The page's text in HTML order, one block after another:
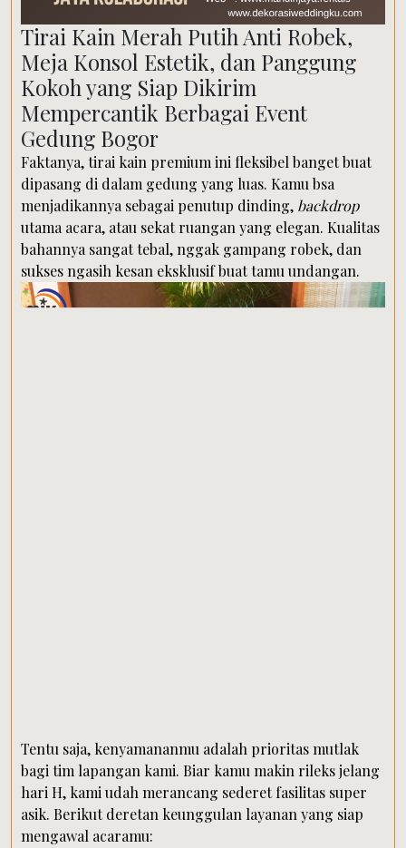
Tirai Kain Merah Putih Anti Robek,
Meja Konsol Estetik, dan Panggung
Kokoh yang Siap Dikirim
Mempercantik Berbagai Event
Gedung Bogor
Faktanya, tirai kain premium ini fleksibel banget buat
dipasang di dalam gedung yang luas. Kamu bsa
menjadikannya sebagai penutup dinding, backdrop
utama acara, atau sekat ruangan yang elegan. Kualitas
bahannya sangat tebal, nggak gampang robek, dan
sukses ngasih kesan eksklusif buat tamu undangan.
Tentu saja, kenyamananmu adalah prioritas mutlak
bagi tim lapangan kami. Biar kamu makin rileks jelang
hari H, kami udah merancang sederet fasilitas super
asik. Berikut deretan keunggulan layanan yang siap
mengawal acaramu: